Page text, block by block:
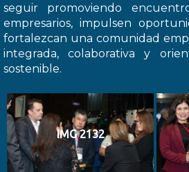
seguir promoviendo
empresarios, impulsen
fortalezcan una comunidad
integrada, colaborativa y
sostenible.
IMG 2132